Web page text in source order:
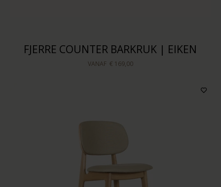
FJERRE COUNTER BARKRUK | EIKEN
VANAF € 169,00